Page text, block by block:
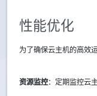
性能优化
为了确保云主机的高效
资源监控：定期监控云